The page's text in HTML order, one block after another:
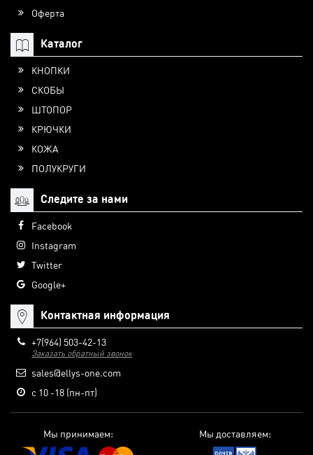
Оферта
Каталог
КНОПКИ
СКОБЫ
ШТОПОР
КРЮЧКИ
КОЖА
ПОЛУКРУГИ
Следите за нами
Facebook
Instagram
Twitter
Google+
Контактная информация
+7(964) 503-42-13
Заказать обратный звонок
sales@ellys-one.com
с 10 -18 (пн-пт)
Мы принимаем: Мы доставляем: